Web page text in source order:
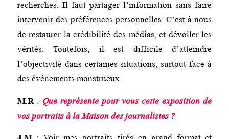
recherches. Il faut partager l’information sans faire
intervenir des préférences personnelles. C’est à nous
de restaurer la crédibilité des médias, et dévoiler les
vérités. Toutefois, il est difficile d’atteindre
l’objectivité dans certaines situations, surtout face à
des événements monstrueux.
M.R : Que représente pour vous cette exposition de
vos portraits à la Maison des journalistes ?